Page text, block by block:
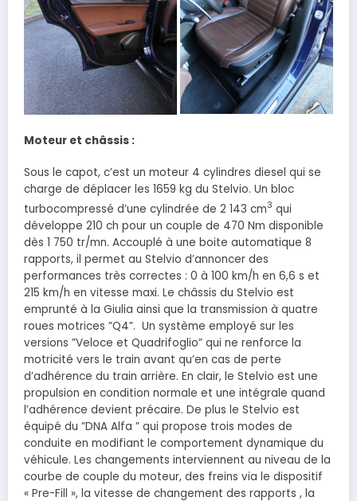
Moteur et châssis :
Sous le capot, c’est un moteur 4 cylindres diesel qui se
charge de déplacer les 1659 kg du Stelvio. Un bloc
turbocompressé d’une cylindrée de 2 143 cm3 qui
développe 210 ch pour un couple de 470 Nm disponible
dès 1 750 tr/mn. Accouplé à une boite automatique 8
rapports, il permet au Stelvio d’annoncer des
performances très correctes : 0 à 100 km/h en 6,6 s et
215 km/h en vitesse maxi. Le châssis du Stelvio est
emprunté à la Giulia ainsi que la transmission à quatre
roues motrices ”Q4”. Un système employé sur les
versions ”Veloce et Quadrifoglio” qui ne renforce la
motricité vers le train avant qu’en cas de perte
d’adhérence du train arrière. En clair, le Stelvio est une
propulsion en condition normale et une intégrale quand
l’adhérence devient précaire. De plus le Stelvio est
équipé du ”DNA Alfa ” qui propose trois modes de
conduite en modifiant le comportement dynamique du
véhicule. Les changements interviennent au niveau de la
courbe de couple du moteur, des freins via le dispositif
« Pre-Fill », la vitesse de changement des rapports , la